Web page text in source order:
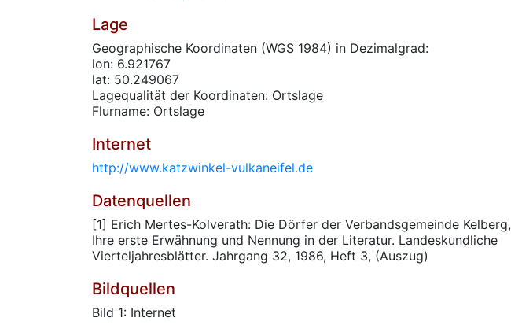
Lage
Geographische Koordinaten (WGS 1984) in Dezimalgrad:
lon: 6.921767
lat: 50.249067
Lagequalität der Koordinaten: Ortslage
Flurname: Ortslage
Internet
http://www.katzwinkel-vulkaneifel.de
Datenquellen
[1] Erich Mertes-Kolverath: Die Dörfer der Verbandsgemeinde Kelberg,
Ihre erste Erwähnung und Nennung in der Literatur. Landeskundliche
Vierteljahresblätter. Jahrgang 32, 1986, Heft 3, (Auszug)
Bildquellen
Bild 1: Internet